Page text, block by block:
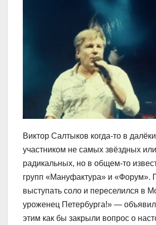
Виктор Салтыков когда-то в
участником не самых звёздных или
радикальных, но в общем-то
групп «Мануфактура» и «Форум».
выступать соло и переселился в
уроженец Петербурга!» ―
этим как бы закрыли вопрос о